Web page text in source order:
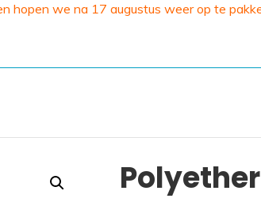
hopen we na 17 augustus weer op te